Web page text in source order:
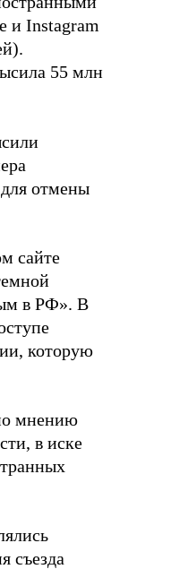
и Instagram
55 млн
для отмены
сайте
в РФ». В
которую
мнению
в иске
съезда